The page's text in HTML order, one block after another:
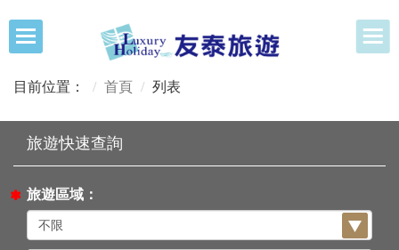
目前位置： 首頁 列表
旅遊區域：